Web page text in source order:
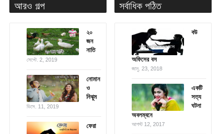
আরও গল্প
২০
জন
নাতি
সেপ্টে. 2, 2019
নোমান
ও
নিঝুম
ডিসে. 11, 2019
ফেরা
সর্বাধিক পঠিত
বউ
অফিসের বস
জানু. 23, 2018
একটি
সত্য
ঘটনা
অবলম্বনে
আগস্ট 12, 2017